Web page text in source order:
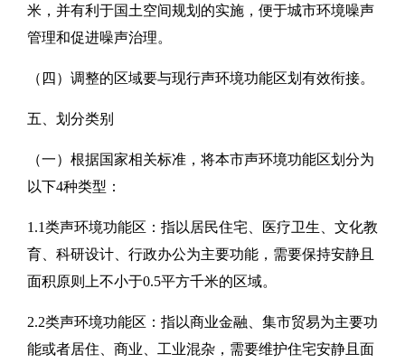
米，并有利于国土空间规划的实施，便于城市环境噪声
管理和促进噪声治理。
（四）调整的区域要与现行声环境功能区划有效衔接。
五、划分类别
（一）根据国家相关标准，将本市声环境功能区划分为
以下4种类型：
1.1类声环境功能区：指以居民住宅、医疗卫生、文化教
育、科研设计、行政办公为主要功能，需要保持安静且
面积原则上不小于0.5平方千米的区域。
2.2类声环境功能区：指以商业金融、集市贸易为主要功
能或者居住、商业、工业混杂，需要维护住宅安静且面